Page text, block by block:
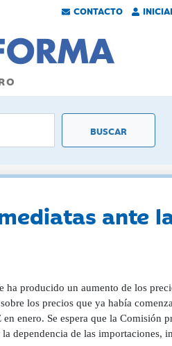
CONTACTO
ante
ha producido un aumento de los
los precios que ya había
enero. Se espera que la Comisión
dependencia de las importaciones,